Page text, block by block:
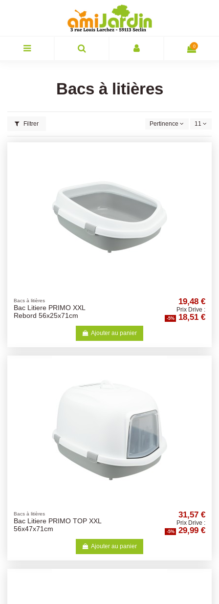
0
Bacs à litières
Filtrer Pertinence 11
Bacs à litières
Bac Litiere PRIMO XXL
Rebord 56x25x71cm
19,48 €
Prix Drive :
-5% 18,51 €
Ajouter au panier
Bacs à litières
Bac Litiere PRIMO TOP XXL
56x47x71cm
31,57 €
Prix Drive :
-5% 29,99 €
Ajouter au panier